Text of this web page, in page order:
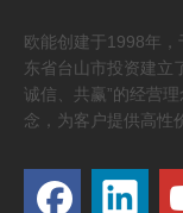
锂电叉车
欧能创建于1998年，
东省台山市投资建立
诚信、共赢”的经营
念，为客户提供高性